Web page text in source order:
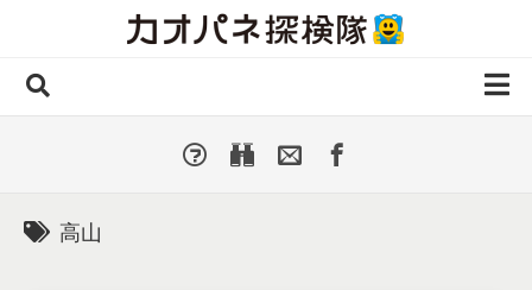
国外・海外
高山